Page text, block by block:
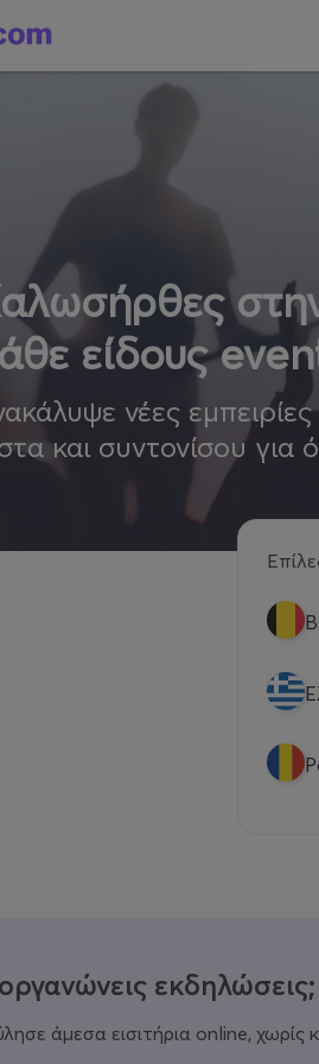
είδους
νέες
και συντονίσου για
εκδηλώσεις;
άμεσα εισιτήρια online, χωρίς